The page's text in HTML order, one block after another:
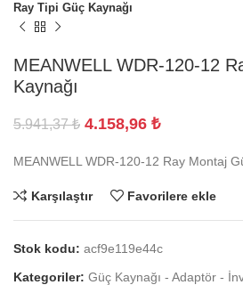
Ray Tipi Güç Kaynağı
MEANWELL WDR-120-12
Kaynağı
5.941,37₺ 4.158,96 ₺
MEANWELL WDR-120-12 Ray Montaj
Karşılaştır Favorilere ekle
Stok kodu: acf9e119e44c
Kategoriler: Güç Kaynağı - Adaptör -